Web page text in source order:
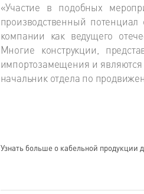
«Участие в подобных
производственный
компании как ведущего
Многие конструкции,
импортозамещения и
начальник отдела по
Узнать больше о кабельной